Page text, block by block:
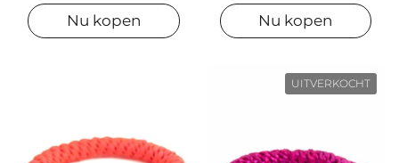
Nu kopen Nu kopen
UITVERKOCHT